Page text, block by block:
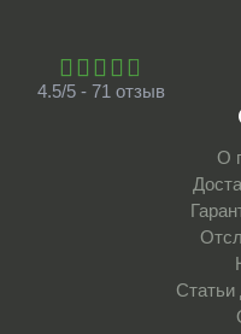
4.5/5 - 71 отзыв
О
Статьи